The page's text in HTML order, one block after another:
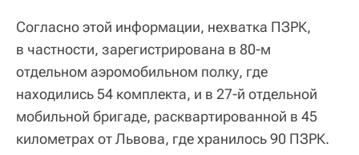
Согласно этой информации, нехватка ПЗРК,
в частности, зарегистрирована в 80-м
отдельном аэромобильном полку, где
находились 54 комплекта, и в 27-й отдельной
мобильной бригаде, расквартированной в 45
километрах от Львова, где хранилось 90 ПЗРК.